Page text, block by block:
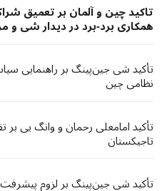
تاکید چین و آلمان بر تعمیق
همکاری برد-برد در دیدار شی
تأکید شی جین‌پینگ بر راهنمایی
نظامی چین
تأکید امامعلی رحمان و وانگ یی
تاجیکستان
تأکید شی جین‌پینگ بر لزوم